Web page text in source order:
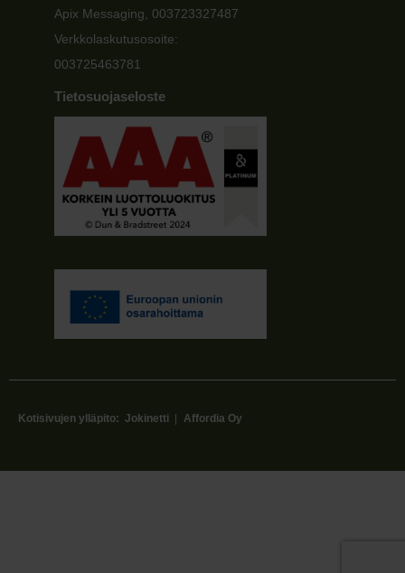
Apix Messaging, 003723327487
Verkkolaskutusosoite:
003725463781
Tietosuojaseloste
Kotisivujen ylläpito: Jokinetti | Affordia Oy